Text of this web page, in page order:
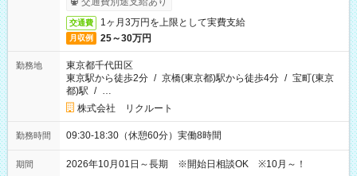
交通費 1ヶ月3万円を上限として実費支給
月収例 25～30万円
勤務地
東京都千代田区
東京駅から徒歩2分 / 京橋(東京都)駅から徒歩4分 / 宝町(東京
都)駅 / …
株式会社 リクルート
勤務時間 09:30-18:30（休憩60分）実働8時間
期間 2026年10月01日～長期 ※開始日相談OK ※10月～！